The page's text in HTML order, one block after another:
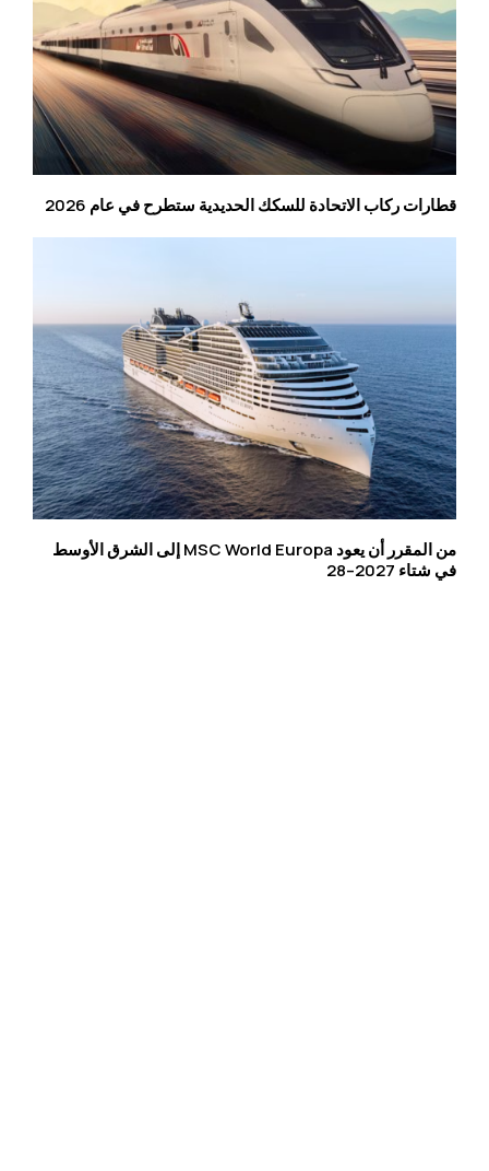
قطارات ركاب الاتحادة للسكك الحديدية ستطرح في عام 2026
من المقرر أن يعود MSC World Europa إلى الشرق الأوسط
في شتاء 2027–28